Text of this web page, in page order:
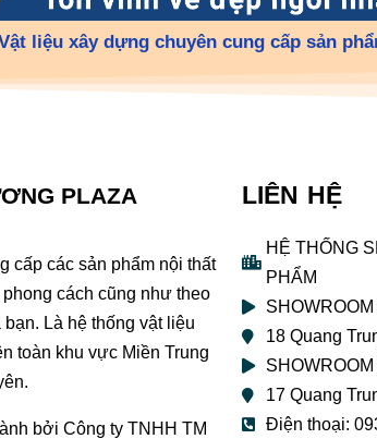
liệu xây dựng chuyên cung cấp sản
PLAZA
cấp các sản phẩm nội thất
cách cũng như theo
bạn. Là hệ thống vật liệu
toàn khu vực Miền Trung
bởi Công ty TNHH TM
LIÊN HỆ
HỆ THỐNG
PHẨM
18 Quang
17 Quang
Điện thoại: